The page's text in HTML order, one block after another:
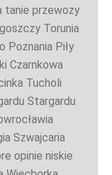
tanie przewozy
Torunia
Poznania Piły
Czarnkowa
Tucholi
Stargardu
Szwajcaria
opinie niskie